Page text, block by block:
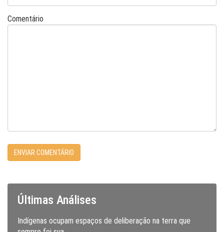
Comentário
Últimas Análises
Indígenas ocupam espaços de deliberação na terra que